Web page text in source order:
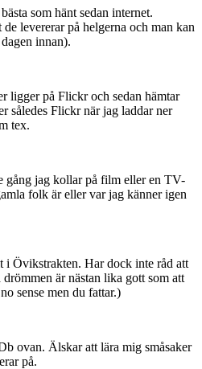
som hänt sedan internet.
levererar på helgerna och man kan
innan).
ligger på Flickr och sedan hämtar
således Flickr när jag laddar ner
tex.
gång jag kollar på film eller en TV-
folk är eller var jag känner igen
i Övikstrakten. Har dock inte råd att
är nästan lika gott som att
sense men du fattar.)
ovan. Älskar att lära mig småsaker
på.